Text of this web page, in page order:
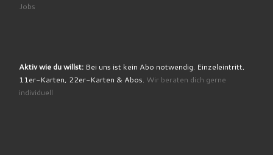
Jobs
Aktiv wie du willst: Bei uns ist kein Abo notwendig. Einzeleintritt,
11er-Karten, 22er-Karten & Abos. Wir beraten dich gerne
individuell